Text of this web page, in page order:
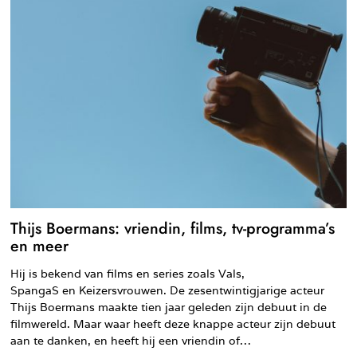
Thijs Boermans: vriendin, films, tv-programma’s
en meer
Hij is bekend van films en series zoals Vals,
SpangaS en Keizersvrouwen. De zesentwintigjarige acteur
Thijs Boermans maakte tien jaar geleden zijn debuut in de
filmwereld. Maar waar heeft deze knappe acteur zijn debuut
aan te danken, en heeft hij een vriendin of…